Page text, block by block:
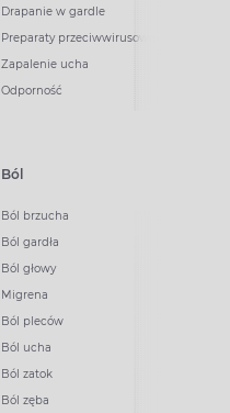
Drapanie w gardle
Preparaty przeciwwirusowe
Zapalenie ucha
Odporność
Ból
Ból brzucha
Ból gardła
Ból głowy
Migrena
Ból pleców
Ból ucha
Ból zatok
Ból zęba